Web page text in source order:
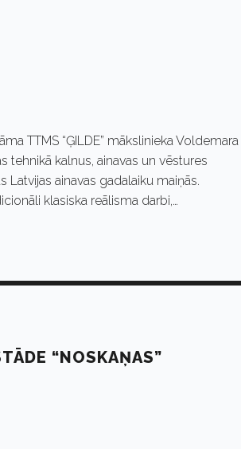
TTMS “ĢILDE” mākslinieka Voldemara
tehnikā kalnus, ainavas un vēstures
ainavas gadalaiku maiņās.
klasiska reālisma darbi,…
“NOSKAŅAS”